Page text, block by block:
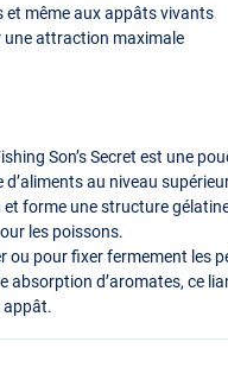
et même aux appâts vivants
une attraction maximale
Son’s Secret est une
au niveau
forme une structure
les poissons.
ou pour fixer fermement les
absorption d’aromates, ce
appât.